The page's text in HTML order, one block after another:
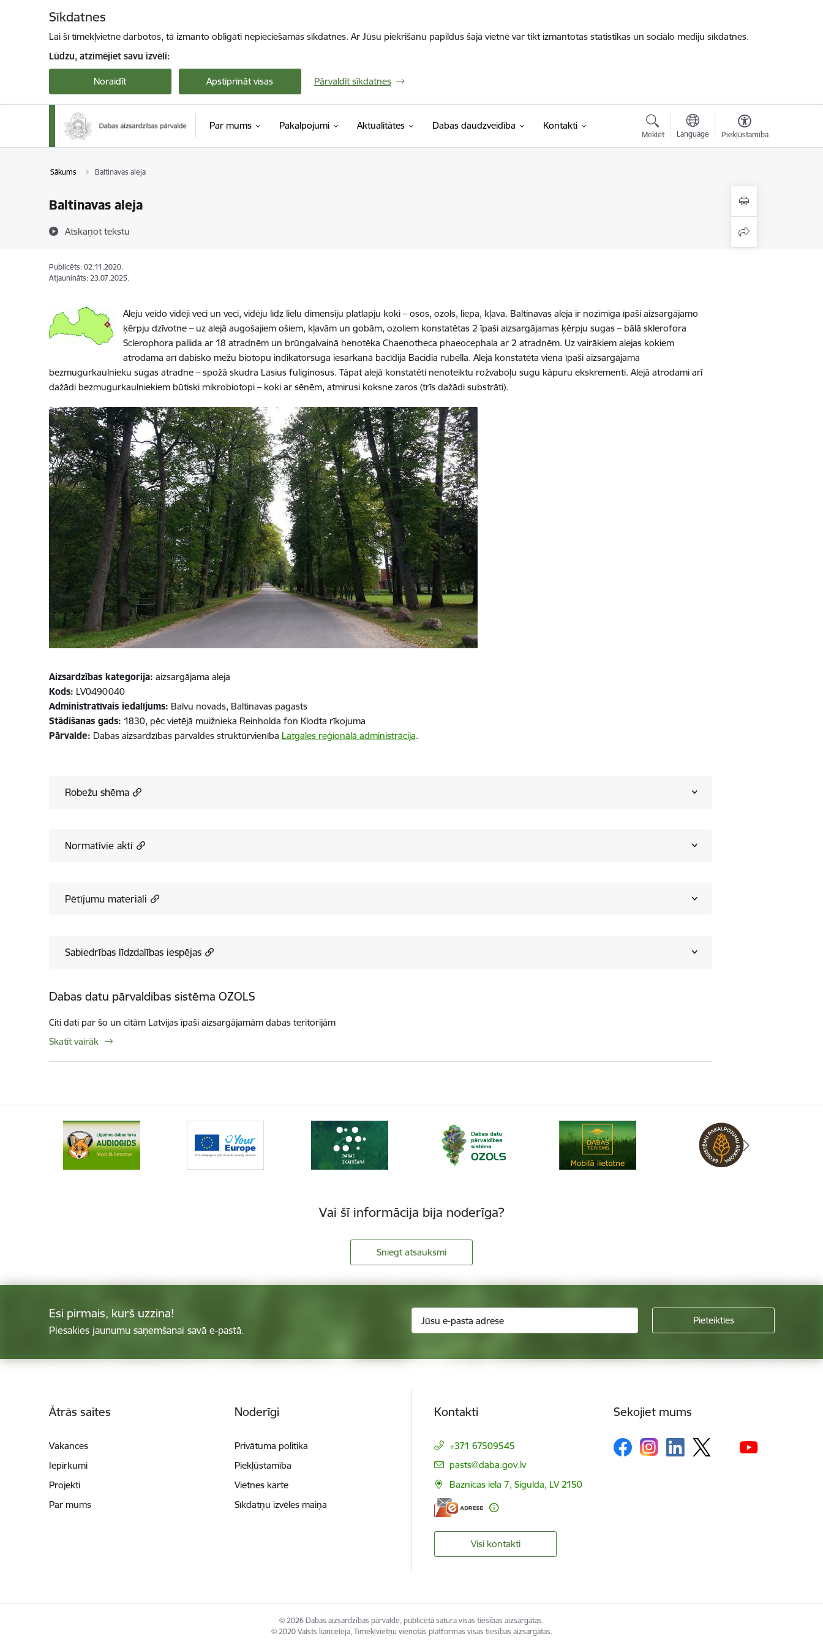
Sīkdatnes
Lai šī tīmekļvietne darbotos, tā izmanto obligāti nepieciešamās sīkdatnes. Ar Jūsu piekrišanu papildus šajā vietnē var tikt izmantotas statistikas un sociālo mediju sīkdatnes.
Lūdzu, atzīmējiet savu izvēli:
Noraidīt Apstiprināt visas Pārvaldīt sīkdatnes
Par mums Pakalpojumi Aktualitātes Dabas daudzveidība Kontakti
Meklēt Language Piekļūstamība
Sākums Baltinavas aleja
Baltinavas aleja
Atskaņot tekstu
Publicēts: 02.11.2020.
Atjaunināts: 23.07.2025.
Aleju veido vidēji veci un veci, vidēju līdz lielu dimensiju platlapju koki – osos, ozols, liepa, kļava. Baltinavas aleja ir nozīmīga īpaši aizsargājamo
ķērpju dzīvotne – uz alejā augošajiem ošiem, kļavām un gobām, ozoliem konstatētas 2 īpaši aizsargājamas ķērpju sugas – bālā sklerofora
Sclerophora pallida ar 18 atradnēm un brūngalvainā henotēka Chaenotheca phaeocephala ar 2 atradnēm. Uz vairākiem alejas kokiem
atrodama arī dabisko mežu biotopu indikatorsuga iesarkanā bacīdija Bacidia rubella. Alejā konstatēta viena īpaši aizsargājama
bezmugurkaulnieku sugas atradne – spožā skudra Lasius fuliginosus. Tāpat alejā konstatēti nenoteiktu rožvaboļu sugu kāpuru ekskrementi. Alejā atrodami arī
dažādi bezmugurkaulniekiem būtiski mikrobiotopi – koki ar sēnēm, atmirusi koksne zaros (trīs dažādi substrāti).
Aizsardzības kategorija: aizsargājama aleja
Kods: LV0490040
Administratīvais iedalījums: Balvu novads, Baltinavas pagasts
Stādīšanas gads: 1830, pēc vietējā muižnieka Reinholda fon Klodta rīkojuma
Pārvalde: Dabas aizsardzības pārvaldes struktūrvienība Latgales reģionālā administrācija.
Robežu shēma
Normatīvie akti
Pētījumu materiāli
Sabiedrības līdzdalības iespējas
Dabas datu pārvaldības sistēma OZOLS
Citi dati par šo un citām Latvijas īpaši aizsargājamām dabas teritorijām
Skatīt vairāk
Vai šī informācija bija noderīga?
Sniegt atsauksmi
Esi pirmais, kurš uzzina!
Piesakies jaunumu saņemšanai savā e-pastā.
Ātrās saites
Vakances
Iepirkumi
Projekti
Par mums
Noderīgi
Privātuma politika
Piekļūstamība
Vietnes karte
Sīkdatņu izvēles maiņa
Kontakti
+371 67509545
E-pasts:
pasts@daba.gov.lv
Baznīcas iela 7, Sigulda, LV 2150
Visi kontakti
Sekojiet mums
© 2026 Dabas aizsardzības pārvalde, publicētā satura visas tiesības aizsargātas.
© 2020 Valsts kanceleja, Tīmekļvietņu vienotās platformas visas tiesības aizsargātas.